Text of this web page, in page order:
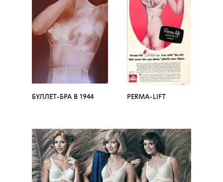
БУЛЛЕТ-БРА В 1944 PERMA-LIFT